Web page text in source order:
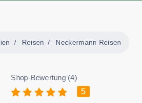
Reisen Neckermann Reisen
Shop-Bewertung (4)
5